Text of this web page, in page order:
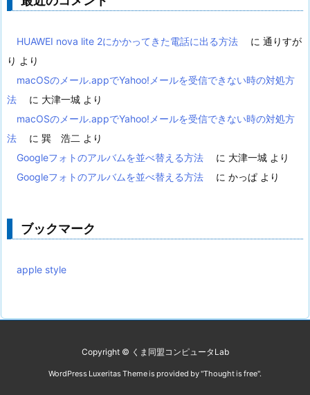
HUAWEI nova lite 2にかかってきた電話に出る方法 に 通りすが
り より
macOSのメール.appでYahoo!メールを受信できない時の対処方
法
に 大津一城 より
macOSのメール.appでYahoo!メールを受信できない時の対処方
法
に 巽 浩二 より
Googleフォトのアルバムを並べ替える方法
に 大津一城 より
Googleフォトのアルバムを並べ替える方法
に かっぱ より
ブックマーク
apple style
Copyright © くま同盟コンピュータLab
WordPress Luxeritas Theme is provided by "Thought is free".